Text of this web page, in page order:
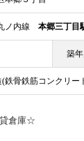
ノ内線 本郷三丁目
築年
(鉄骨鉄筋コンクリー
貸倉庫☆